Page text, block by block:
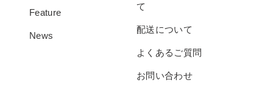
Feature
News
て
配送について
よくあるご質問
お問い合わせ